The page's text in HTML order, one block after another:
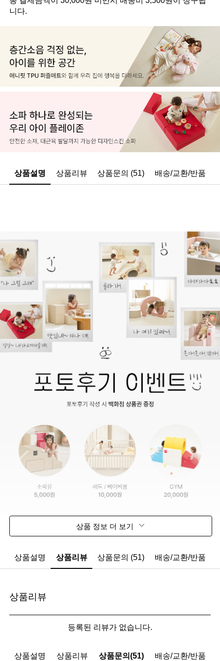
니다.
상품설명 상품리뷰 상품문의 (51) 배송/교환/반품
상품 정보 더 보기
상품설명 상품리뷰 상품문의 (51) 배송/교환/반품
상품리뷰
등록된 리뷰가 없습니다.
상품설명 상품리뷰 상품문의(51) 배송/교환/반품